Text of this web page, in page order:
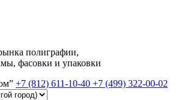
полиграфии,
фасовки и упаковки
+7 (812) 611-10-40 +7 (499) 322-00-02